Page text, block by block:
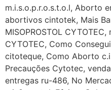
m.i.s.o.p.r.o.s.t.o.l, Aborto
abortivos cintotek, Mais
MISOPROSTOL
CYTOTEC, Como
citoteque, Como Aborto
Precauções Cytotec,
entregas ru-486, No
http://
Deve
22/05/